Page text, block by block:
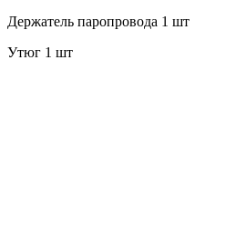
Держатель паропровода 1 шт
Утюг 1 шт